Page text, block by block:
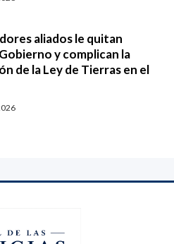
aliados le quitan
y complican la
de la Ley de Tierras en el